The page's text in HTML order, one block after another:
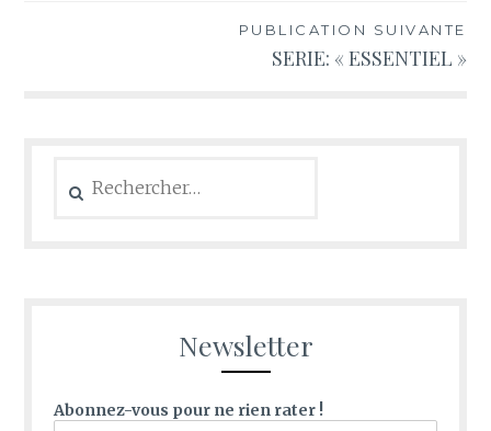
PUBLICATION SUIVANTE
SERIE: « ESSENTIEL »
Newsletter
Abonnez-vous pour ne rien rater !